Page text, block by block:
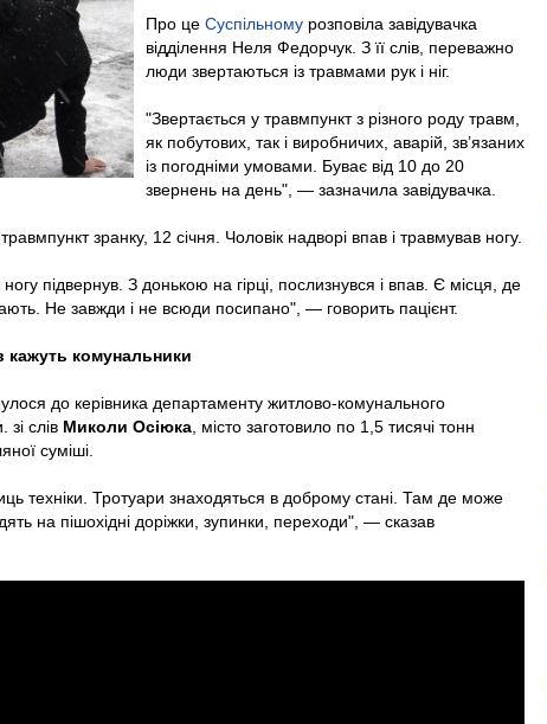
Про це Суспільному розповіла завідувачка
відділення Неля Федорчук. З її слів, переважно
люди звертаються із травмами рук і ніг.
"Звертається у травмпункт з різного роду травм,
як побутових, так і виробничих, аварій, зв’язаних
із погодніми умовами. Буває від 10 до 20
звернень на день", — зазначила завідувачка.
зранку, 12 січня. Чоловік надворі впав і травмував ногу.
підвернув. З донькою на гірці, послизнувся і впав. Є місця, де
Не завжди і не всюди посипано", — говорить пацієнт.
кажуть комунальники
до керівника департаменту житлово-комунального
зі слів Миколи Осіюка , місто заготовило по 1,5 тисячі тонн
суміші.
техніки. Тротуари знаходяться в доброму стані. Там де може
на пішохідні доріжки, зупинки, переходи", — сказав